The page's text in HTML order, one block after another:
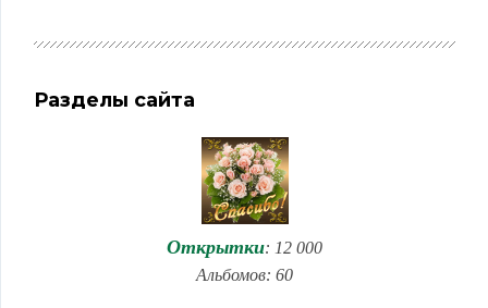
Разделы сайта
Открытки: 12 000
Альбомов: 60